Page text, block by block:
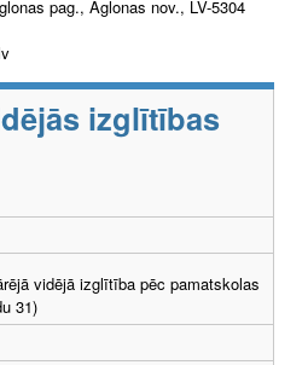
pag., Aglonas nov., LV-5304
izglītības
vidējā izglītība pēc pamatskolas
31)